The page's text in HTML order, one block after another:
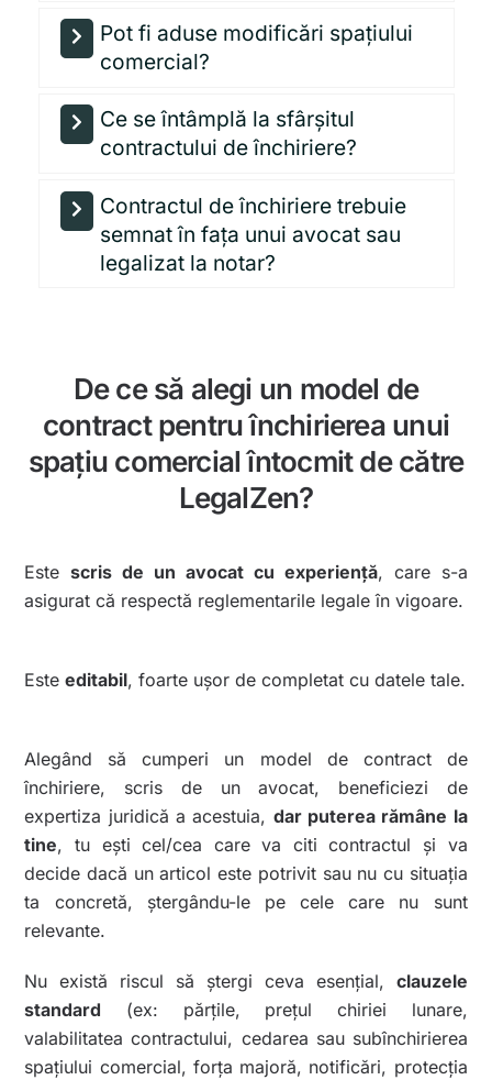
Pot fi aduse modificări spațiului
comercial?
Ce se întâmplă la sfârșitul
contractului de închiriere?
Contractul de închiriere trebuie
semnat în fața unui avocat sau
legalizat la notar?
De ce să alegi un model de
contract pentru închirierea unui
spațiu comercial întocmit de către
LegalZen?
Estescris de un avocat cu experiență, care s-a
asigurat că respectă reglementarile legale în vigoare.
Esteeditabil, foarte ușor de completat cu datele tale.
Alegând să cumperi un model de contract de
închiriere, scris de un avocat, beneficiezi de
expertiza juridică a acestuia, dar puterea rămâne la
tine, tu ești cel/cea care va citi contractul și va
decide dacă un articol este potrivit sau nu cu situația
ta concretă, ștergându-le pe cele care nu sunt
relevante.
Nu există riscul să ștergi ceva esențial, clauzele
standard (ex: părțile, prețul chiriei lunare,
valabilitatea contractului, cedarea sau subînchirierea
spațiului comercial, forța majoră, notificări, protecția